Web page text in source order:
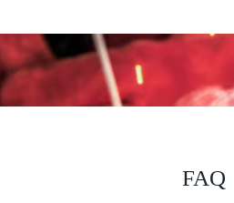
FAQ